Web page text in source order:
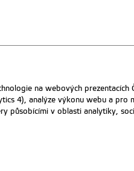
na webových
4), analýze výkonu webu a
působícími v oblasti analytiky,